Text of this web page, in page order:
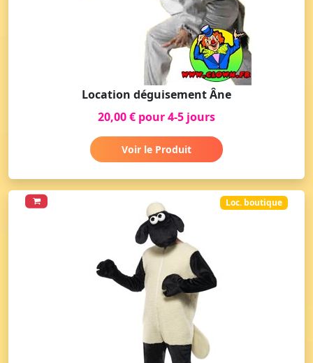
Location déguisement Âne
20,00 € pour 4-5 jours
Voir le Produit
Loc. boutique